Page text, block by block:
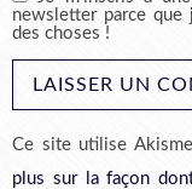
newsletter parce
des choses !
Ce site utilise
plus sur la façon